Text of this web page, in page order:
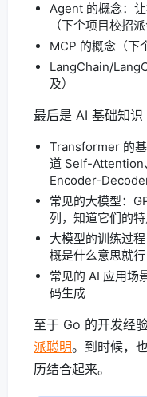
Agent 的概念：
（下个项目校招派
MCP 的概念（下
LangChain/
及）
最后是 AI 基础知识
Transformer 的
道 Self-Attention
Encoder-
常见的大模型：
列，知道它们的
大模型的训练过
概是什么意思就行
常见的 AI 应用场
码生成
至于 Go 的开发经
派聪明。到时候，
历结合起来。